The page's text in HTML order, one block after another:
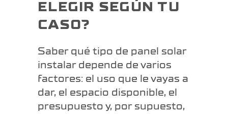
ELEGIR SEGÚN TU
CASO?
Saber qué tipo de panel solar
instalar depende de varios
factores: el uso que le vayas a
dar, el espacio disponible, el
presupuesto y, por supuesto,